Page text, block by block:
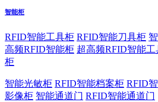
智能柜
RFID智能工具柜 RFID智能刀具柜
高频RFID智能柜 超高频RFID智能工
柜
智能光敏柜 RFID智能档案柜 RFID
影像柜 智能通道门 RFID智能通道门